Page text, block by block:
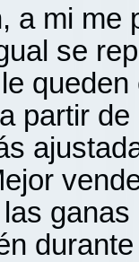
a mi me
se
partir